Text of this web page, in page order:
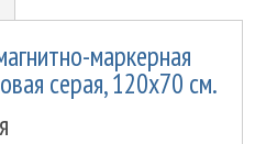
маркерная
серая, 120х70 см.